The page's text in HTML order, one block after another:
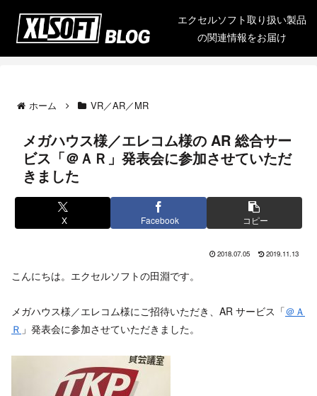
エクセルソフト取り扱い製品
の関連情報をお届け
ホーム VR／AR／MR
メガハウス様／エレコム様の AR 総合サー
ビス「＠ＡＲ」発表会に参加させていただ
きました
X Facebook コピー
2018.07.05 2019.11.13
こんにちは。エクセルソフトの田淵です。
メガハウス様／エレコム様にご招待いただき、AR サービス「＠Ａ
Ｒ 」発表会に参加させていただきました。